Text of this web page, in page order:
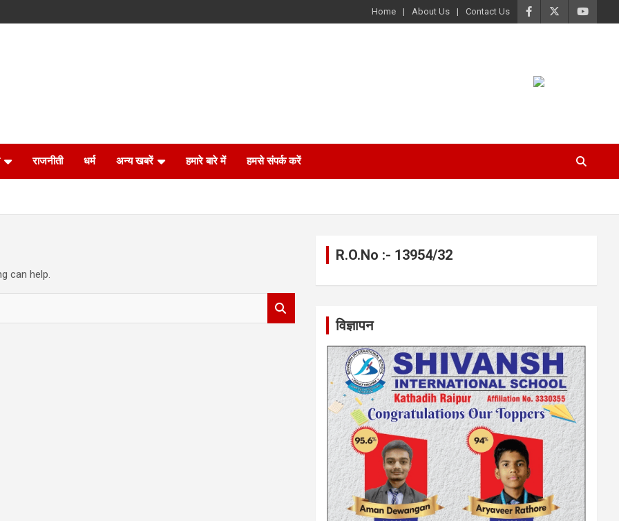
Home About Us Contact Us
राजनीती धर्म अन्य खबरें हमारे बारे में हमसे संपर्क करें
can help.
R.O.No :- 13954/32
विज्ञापन